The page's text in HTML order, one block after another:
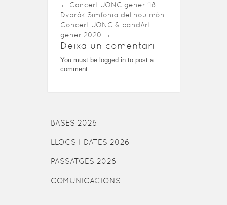
← Concert JONC gener ’18 –
Dvorák Simfonia del nou món
Concert JONC & bandArt –
gener 2020 →
Deixa un comentari
You must be logged in to post a
comment.
BASES 2026
LLOCS I DATES 2026
PASSATGES 2026
COMUNICACIONS